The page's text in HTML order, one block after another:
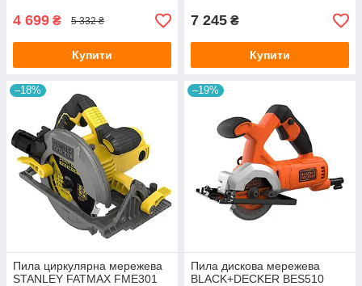
4 699 ₴ 5 332 ₴
Купити
7 245 ₴
Купити
–18%
Пила циркулярна мережева
STANLEY FATMAX FME301
–19%
Пила дискова мережева
BLACK+DECKER BES510